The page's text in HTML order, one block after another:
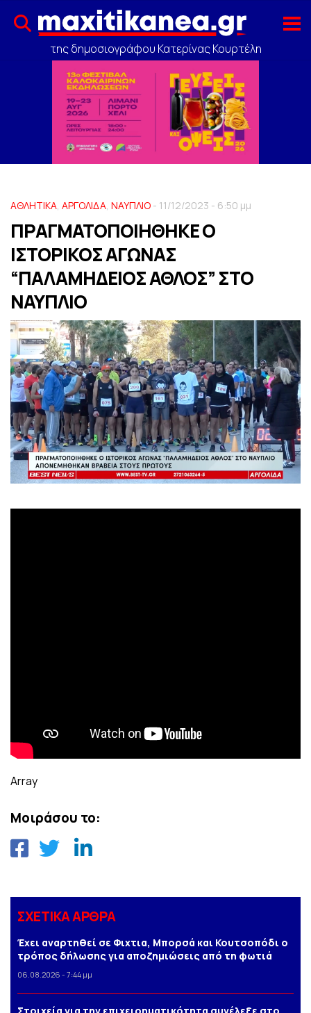
της δημοσιογράφου Κατερίνας Κουρτέλη
ΑΘΛΗΤΙΚΑ, ΑΡΓΟΛΙΔΑ, ΝΑΥΠΛΙΟ - 11/12/2023 - 6:50 μμ
ΠΡΑΓΜΑΤΟΠΟΙΗΘΗΚΕ Ο
ΙΣΤΟΡΙΚΟΣ ΑΓΩΝΑΣ
“ΠΑΛΑΜΗΔΕΙΟΣ ΑΘΛΟΣ” ΣΤΟ
ΝΑΥΠΛΙΟ
Array
Μοιράσου το:
ΣΧΕΤΙΚΑ ΑΡΘΡΑ
Έχει αναρτηθεί σε Φιχτια, Μπορσά και Κουτσοπόδι ο
τρόπος δήλωσης για αποζημιώσεις από τη φωτιά
06.08.2026 - 7:44 μμ